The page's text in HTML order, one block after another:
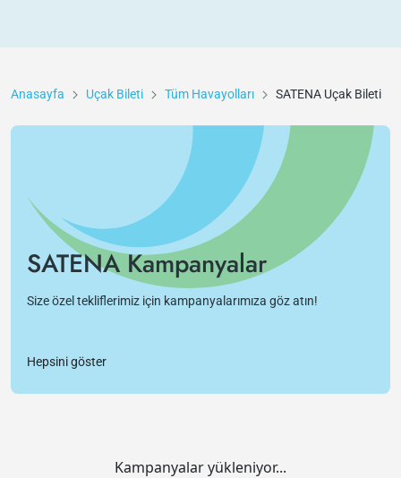
Anasayfa Uçak Bileti Tüm Havayolları SATENA Uçak Bileti
SATENA Kampanyalar
Size özel tekliflerimiz için kampanyalarımıza göz atın!
Hepsini göster
Kampanyalar yükleniyor...